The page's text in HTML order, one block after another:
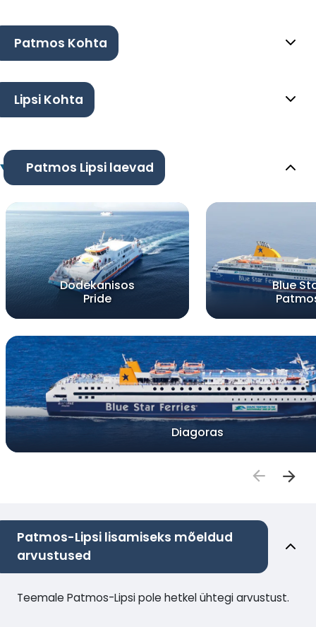
Patmos Kohta
Lipsi Kohta
Patmos Lipsi laevad
Dodekanisos
Pride
Blue
Diagoras
Patmos-Lipsi lisamiseks mõeldud
arvustused
Teemale Patmos-Lipsi pole hetkel ühtegi arvustust.